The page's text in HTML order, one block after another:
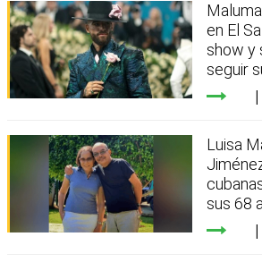
en El
show y
seguir
Luisa
sus 68